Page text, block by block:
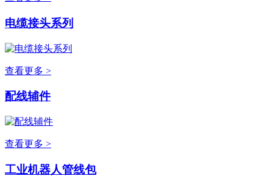
电缆接头系列
查看更多 >
配线辅件
查看更多 >
工业机器人管线包